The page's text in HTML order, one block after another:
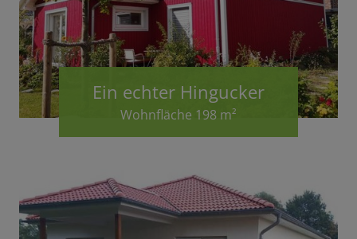
Ein echter Hingucker
Wohnfläche 198 m²